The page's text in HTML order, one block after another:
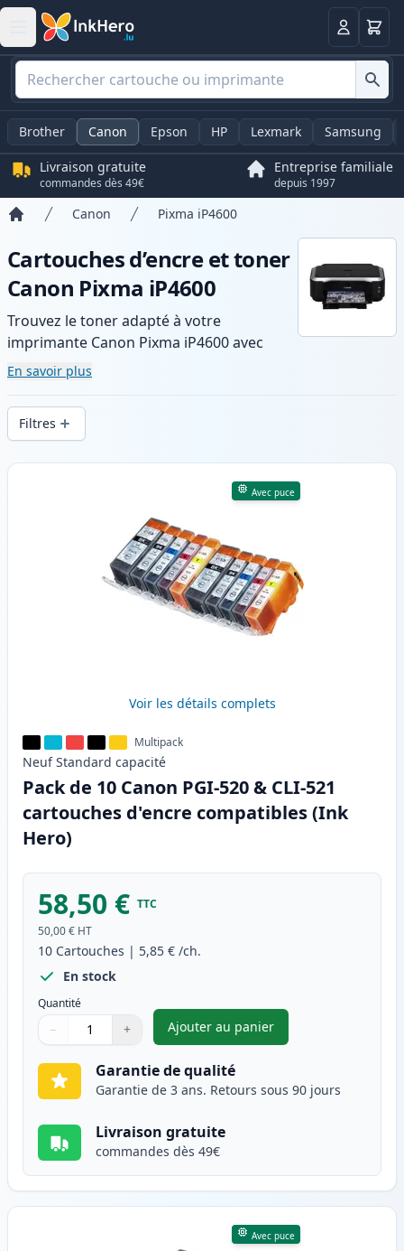
Panier
Brother Canon Epson HP Lexmark Samsung
Livraison gratuite
commandes dès 49€
Entreprise familiale
depuis 1997
Canon Pixma iP4600
Cartouches d’encre et toner
Canon Pixma iP4600
Trouvez le toner adapté à votre
imprimante Canon Pixma iP4600 avec
notre gamme de cartouches compatibles
et haute capacité. Profitez d’une qualité
d’impression constante et d’une livraison
rapide depuis un stock local en .
En savoir plus
Filtres
Produits
Avec puce
Voir les détails complets
Multipack
Neuf Standard capacité
Pack de 10 Canon PGI-520 & CLI-521
cartouches d'encre compatibles (Ink
Hero)
58,50 € TTC
50,00 € HT
10 Cartouches | 5,85 € /ch.
En stock
Quantité
Quantité
Utilisez les boutons pour ajuster
− +
Quantité
Ajouter au panier
,Pack de 10 Canon PGI-520
Garantie de qualité
Garantie de 3 ans. Retours sous 90 jours
Livraison gratuite
commandes dès 49€
Avec puce